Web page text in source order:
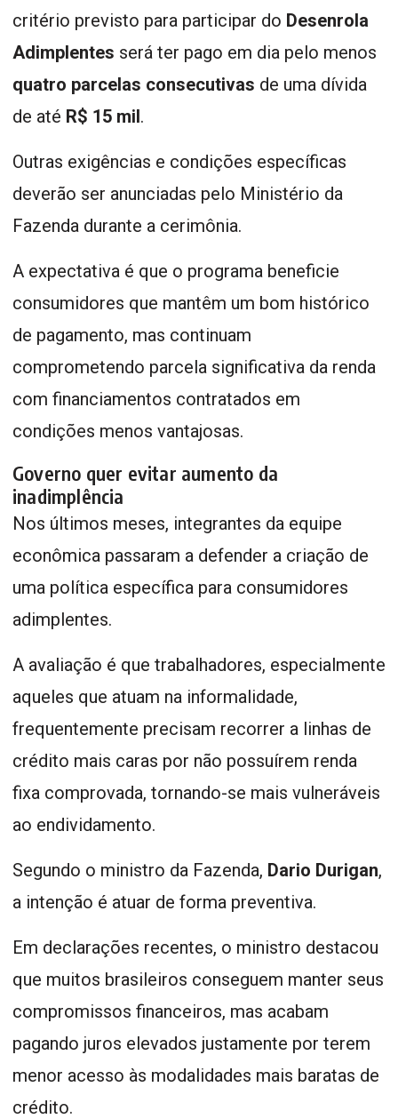
critério previsto para participar do Desenrola
Adimplentes será ter pago em dia pelo menos
quatro parcelas consecutivas de uma dívida
de até R$ 15 mil.
Outras exigências e condições específicas
deverão ser anunciadas pelo Ministério da
Fazenda durante a cerimônia.
A expectativa é que o programa beneficie
consumidores que mantêm um bom histórico
de pagamento, mas continuam
comprometendo parcela significativa da renda
com financiamentos contratados em
condições menos vantajosas.
Governo quer evitar aumento da
inadimplência
Nos últimos meses, integrantes da equipe
econômica passaram a defender a criação de
uma política específica para consumidores
adimplentes.
A avaliação é que trabalhadores, especialmente
aqueles que atuam na informalidade,
frequentemente precisam recorrer a linhas de
crédito mais caras por não possuírem renda
fixa comprovada, tornando-se mais vulneráveis
ao endividamento.
Segundo o ministro da Fazenda, Dario Durigan,
a intenção é atuar de forma preventiva.
Em declarações recentes, o ministro destacou
que muitos brasileiros conseguem manter seus
compromissos financeiros, mas acabam
pagando juros elevados justamente por terem
menor acesso às modalidades mais baratas de
crédito.